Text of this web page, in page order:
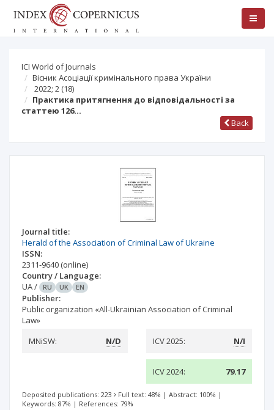
ICI World of Journals
Вісник Асоціації кримінального права України
2022; 2 (18)
Практика притягнення до відповідальності за
статтею 126…
Back
Journal title:
Herald of the Association of Criminal Law of Ukraine
ISSN:
2311-9640 (online)
Country / Language:
UA/ RU UK EN
Publisher:
Public organization «All-Ukrainian Association of Criminal
Law»
MNiSW:
N/D ICV 2025: N/I
ICV 2024: 79.17
Deposited publications: 223 Full text: 48% | Abstract: 100% |
Keywords: 87% | References: 79%